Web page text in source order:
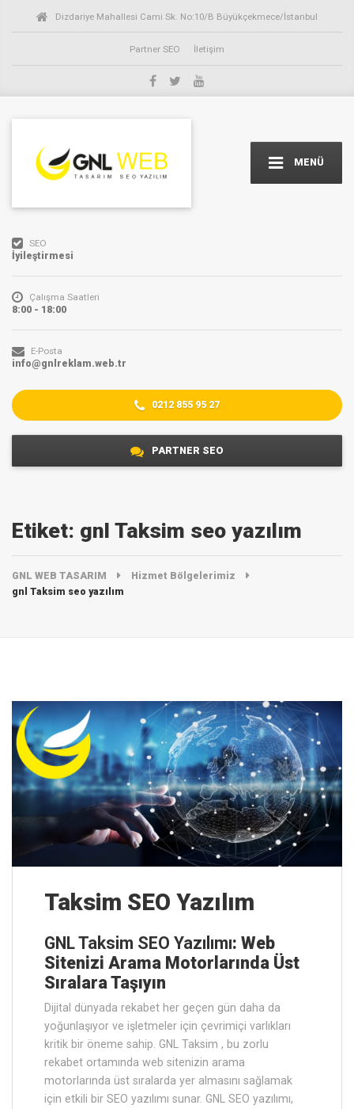
Dizdariye Mahallesi Cami Sk. No:10/B Büyükçekmece/İstanbul
Partner SEO İletişim
MENÜ
PARTNER SEO
SEO
İyileştirmesi
Çalışma Saatleri
8:00 - 18:00
E-Posta
info@gnlreklam.web.tr
0212 855 95 27
Etiket: gnl Taksim seo yazılım
GNL WEB TASARIM
Hizmet Bölgelerimiz
gnl Taksim seo yazılım
Taksim SEO Yazılım
GNL Taksim SEO Yazılımı: Web
Sitenizi Arama Motorlarında Üst
Sıralara Taşıyın
Dijital dünyada rekabet her geçen gün daha da
yoğunlaşıyor ve işletmeler için çevrimiçi varlıkları
kritik bir öneme sahip. GNL Taksim , bu zorlu
rekabet ortamında web sitenizin arama
motorlarında üst sıralarda yer almasını sağlamak
için etkili bir SEO yazılımı sunar. GNL SEO yazılımı,